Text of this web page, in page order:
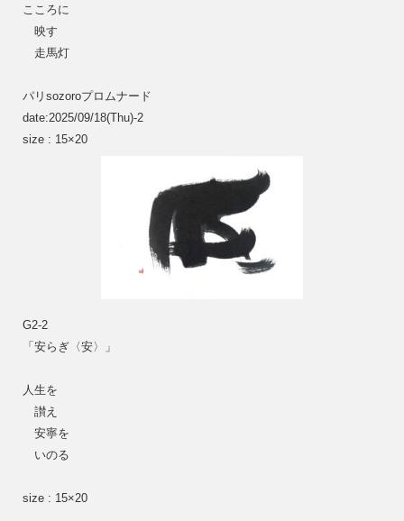
こころに
映す
走馬灯
パリsozoroプロムナード
date:2025/09/18(Thu)-2
size : 15×20
G2-2
「安らぎ〈安〉」
人生を
讃え
安寧を
いのる
size : 15×20